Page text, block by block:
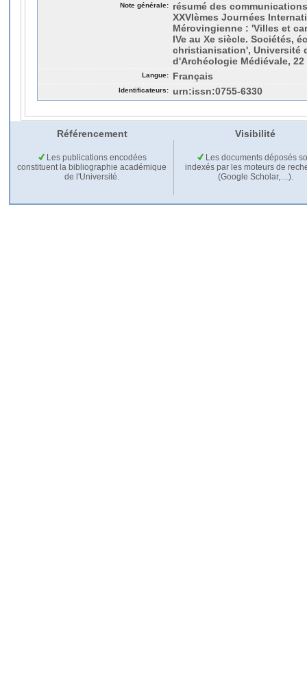
Note générale:
résumé des
XXVIèmes Journées
Mérovingienne : 'Villes et
IVe au Xe siècle. Sociétés,
christianisation', Université
d'Archéologie Médiévale, 22
Langue: Français
Identificateurs: urn:issn:0755-6330
Référencement Visibilité
Les publications encodées
constituent la bibliographie académique
de l'Université.
Les documents déposés
indexés par les moteurs de
(Google Scholar,…).